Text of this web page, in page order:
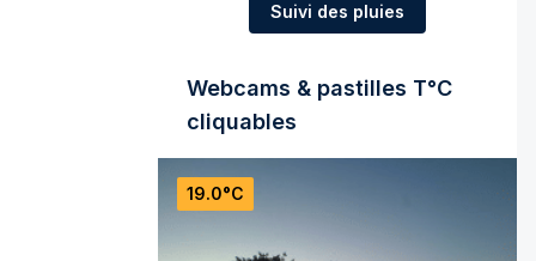
Suivi des pluies
Webcams & pastilles T°C
cliquables
19.0°C